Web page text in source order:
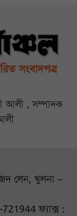
আলী , সম্পাদক
লেন, খুলনা –
ফ্যাক্স :